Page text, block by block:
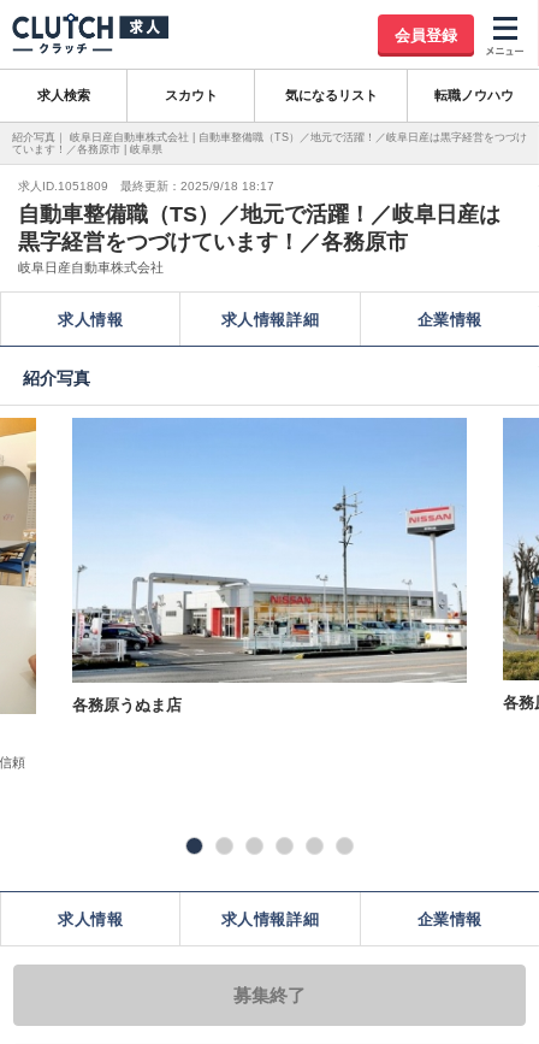
会員登録
求人検索 スカウト 気になるリスト 転職ノウハウ
紹介写真｜ 岐阜日産自動車株式会社 | 自動車整備職（TS）／地元で活躍！／岐阜日産は黒字経営をつづけ
ています！／各務原市 | 岐阜県
求人ID.1051809 最終更新：2025/9/18 18:17
自動車整備職（TS）／地元で活躍！／岐阜日産は
黒字経営をつづけています！／各務原市
岐阜日産自動車株式会社
求人情報 求人情報詳細 企業情報
紹介写真
頼
各務原うぬま店 各務
求人情報 求人情報詳細 企業情報
募集終了